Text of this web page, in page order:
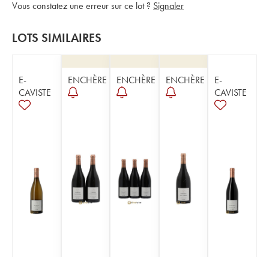
Vous constatez une erreur sur ce lot ? Signaler
LOTS SIMILAIRES
E-
CAVISTE
ENCHÈRE ENCHÈRE ENCHÈRE
E-
CAVISTE